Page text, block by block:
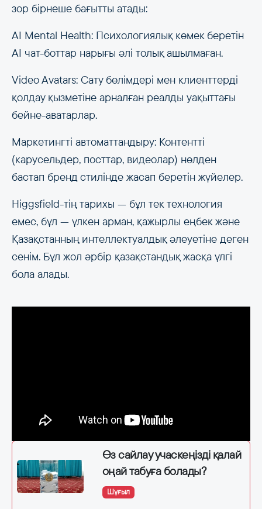
зор бірнеше бағытты атады:
AI Mental Health: Психологиялық көмек беретін
AI чат-боттар нарығы әлі толық ашылмаған.
Video Avatars: Сату бөлімдері мен клиенттерді
қолдау қызметіне арналған реалды уақыттағы
бейне-аватарлар.
Маркетингті автоматтандыру: Контентті
(карусельдер, посттар, видеолар) нөлден
бастап бренд стилінде жасап беретін жүйелер.
Higgsfield-тің тарихы — бұл тек технология
емес, бұл — үлкен арман, қажырлы еңбек және
Қазақстанның интеллектуалдық әлеуетіне деген
сенім. Бұл жол әрбір қазақстандық жасқа үлгі
бола алады.
Өз сайлау учаскеңізді қалай
оңай табуға болады?
Шұғыл